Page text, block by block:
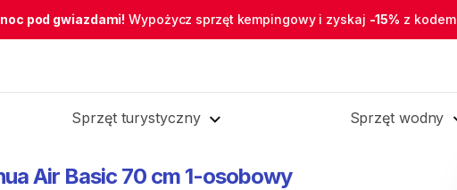
pod gwiazdami! Wypożycz sprzęt kempingowy i zyskaj -15% z kodem
Sprzęt turystyczny Sprzęt wodny
Air Basic 70 cm 1-osobowy